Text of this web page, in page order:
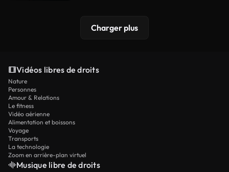
Charger plus
Vidéos libres de droits
Nature
Personnes
Amour & Relations
Le fitness
Vidéo aérienne
Alimentation et boissons
Voyage
Transports
La technologie
Zoom en arrière-plan virtuel
Musique libre de droits